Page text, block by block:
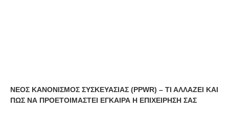
ΝΕΟΣ ΚΑΝΟΝΙΣΜΟΣ ΣΥΣΚΕΥΑΣΙΑΣ (PPWR) – ΤΙ ΑΛΛΑΖΕΙ ΚΑΙ
ΠΩΣ ΝΑ ΠΡΟΕΤΟΙΜΑΣΤΕΙ ΕΓΚΑΙΡΑ Η ΕΠΙΧΕΙΡΗΣΗ ΣΑΣ